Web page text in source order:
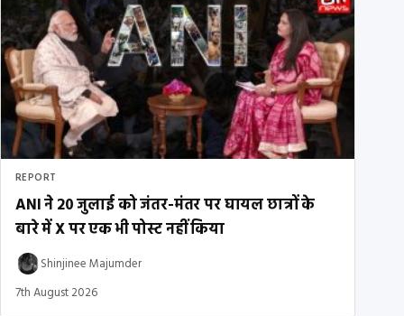
REPORT
ANI ने 20 जुलाई को जंतर-मंतर पर घायल छात्रों के
बारे में X पर एक भी पोस्ट नहीं किया
Shinjinee Majumder
7th August 2026